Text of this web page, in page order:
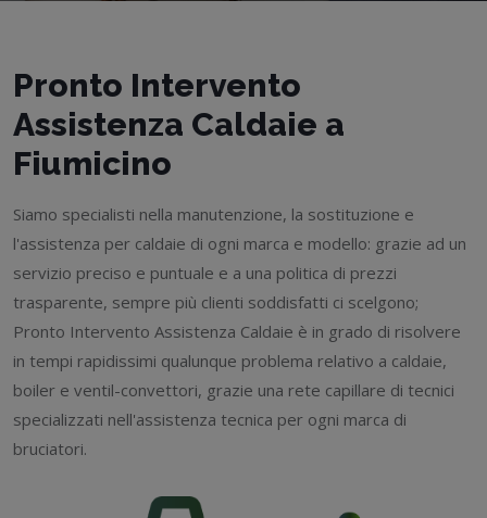
Pronto Intervento
Assistenza Caldaie a
Fiumicino
Siamo specialisti nella manutenzione, la sostituzione e
l'assistenza per caldaie di ogni marca e modello: grazie ad un
servizio preciso e puntuale e a una politica di prezzi
trasparente, sempre più clienti soddisfatti ci scelgono;
Pronto Intervento Assistenza Caldaie è in grado di risolvere
in tempi rapidissimi qualunque problema relativo a caldaie,
boiler e ventil-convettori, grazie una rete capillare di tecnici
specializzati nell'assistenza tecnica per ogni marca di
bruciatori.